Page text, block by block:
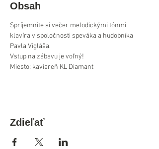
Obsah
Spríjemnite si večer melodickými tónmi
klavíra v spoločnosti speváka a hudobníka
Pavla Vigláša.
Vstup na zábavu je voľný!
Miesto: kaviareň KL Diamant
Zdieľať